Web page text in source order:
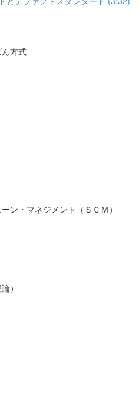
方式
ン・マネジメント（ＳＣＭ）
）